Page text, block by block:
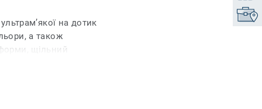
на дотик
а також
щільний
з поміж інших і
килимів.